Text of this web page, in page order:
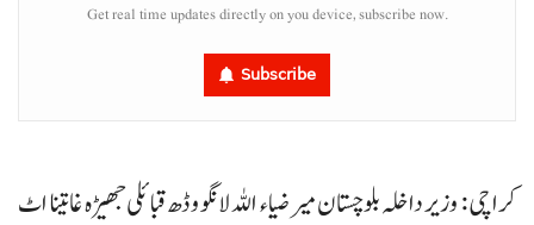
Get real time updates directly on you device, subscribe now.
Subscribe
کراچی : وزیر داخلہ بلوچستان میر ضیاء اللہ لانگو وڈھ قبائلی جھیڑہ غا تینا اٹ